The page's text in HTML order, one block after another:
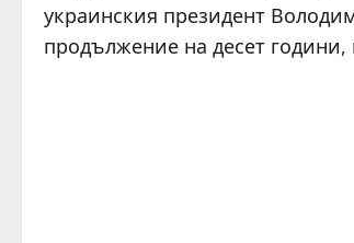
украинския президент
продължение на десет